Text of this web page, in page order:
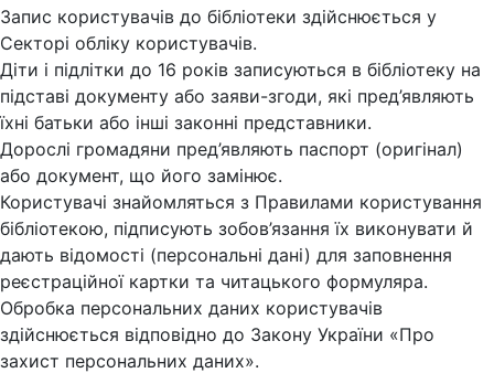
Запис користувачів до бібліотеки здійснюється у
Секторі обліку користувачів.
Діти і підлітки до 16 років записуються в бібліотеку на
підставі документу або заяви-згоди, які пред’являють
їхні батьки або інші законні представники.
Дорослі громадяни пред’являють паспорт (оригінал)
або документ, що його замінює.
Користувачі знайомляться з Правилами користування
бібліотекою, підписують зобов’язання їх виконувати й
дають відомості (персональні дані) для заповнення
реєстраційної картки та читацького формуляра.
Обробка персональних даних користувачів
здійснюється відповідно до Закону України «Про
захист персональних даних».